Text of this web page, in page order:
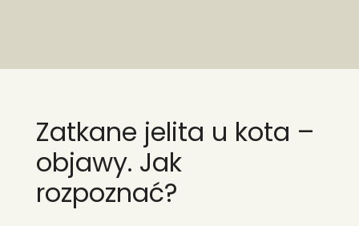
Zatkane jelita u kota –
objawy. Jak
rozpoznać?